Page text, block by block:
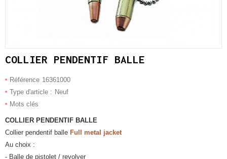
COLLIER PENDENTIF BALLE
Référence 16361000
Type d'article : Neuf
Mots clés
COLLIER PENDENTIF BALLE
Collier pendentif balle Full metal jacket
Au choix :
- Balle de pistolet / revolver